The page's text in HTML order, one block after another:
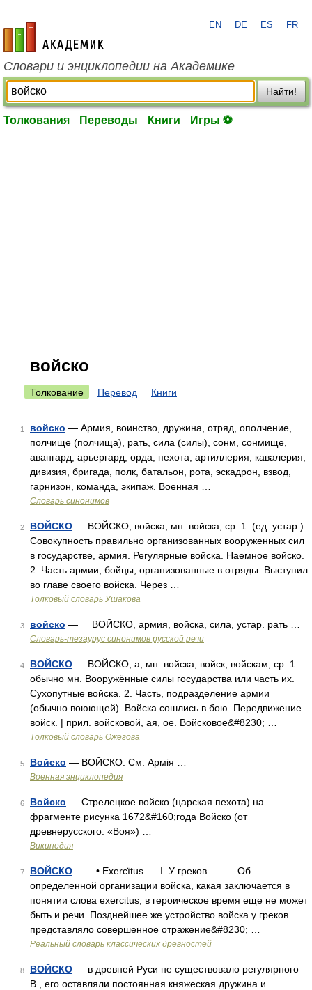
academic.ru
EN DE ES FR
Словари и энциклопедии на Академике
Найти!
Толкования Переводы Книги Игры ⚽
войско
Толкование Перевод Книги
1 войско — Армия, воинство, дружина, отряд, ополчение,
полчище (полчища), рать, сила (силы), сонм, сонмище,
авангард, арьергард; орда; пехота, артиллерия, кавалерия;
дивизия, бригада, полк, батальон, рота, эскадрон, взвод,
гарнизон, команда, экипаж. Военная …
Словарь синонимов
2 ВОЙСКО — ВОЙСКО, войска, мн. войска, ср. 1. (ед. устар.).
Совокупность правильно организованных вооруженных сил
в государстве, армия. Регулярные войска. Наемное войско.
2. Часть армии; бойцы, организованные в отряды. Выступил
во главе своего войска. Через …
Толковый словарь Ушакова
3 войско — ВОЙСКО, армия, войска, сила, устар. рать …
Словарь-тезаурус синонимов русской речи
4 ВОЙСКО — ВОЙСКО, а, мн. войска, войск, войскам, ср. 1.
обычно мн. Вооружённые силы государства или часть их.
Сухопутные войска. 2. Часть, подразделение армии
(обычно воюющей). Войска сошлись в бою. Передвижение
войск. | прил. войсковой, ая, ое. Войсковое&#8230; …
Толковый словарь Ожегова
5 Войско — ВОЙСКО. См. Армія …
Военная энциклопедия
6 Войско — Стрелецкое войско (царская пехота) на
фрагменте рисунка 1672&#160;года Войско (от
древнерусского: «Воя») …
Википедия
7 ВОЙСКО — • Exercïtus. I. У греков. Об
определенной организации войска, какая заключается в
понятии слова exercitus, в героическое время еще не может
быть и речи. Позднейшее же устройство войска у греков
представляло совершенное отражение&#8230; …
Реальный словарь классических древностей
8 ВОЙСКО — в древней Руси не существовало регулярного
В., его оставляли постоянная княжеская дружина и